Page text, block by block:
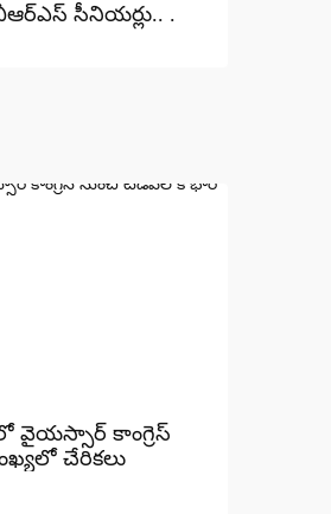
సీనియర్లు.. .
వైయస్సార్ కాంగ్రెస్
చేరికలు